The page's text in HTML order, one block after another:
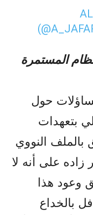
—
المستمرة
حول
بتعهدات
بالملف النووي
على أنه لا
وعود هذا
بالخداع